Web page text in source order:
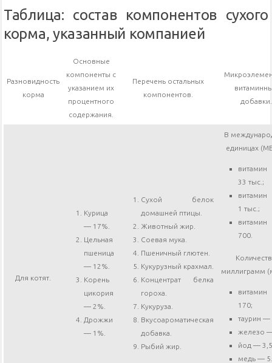
Таблица: состав компонентов сухого
корма, указанный компанией
Разновидность
корма
Основные
компоненты с
указанием их
процентного
содержания.
Перечень остальных
компонентов.
добавки.
Для котят.
Курица
— 17%.
Цельная
пшеница
— 12%.
Корень
цикория
— 2%.
Дрожжи
— 1%.
Сухой белок
домашней птицы.
Животный жир.
Соевая мука.
Пшеничный глютен.
Кукурузный крахмал.
Концентрат белка
гороха.
Кукуруза.
Вкусоароматическая
добавка.
Рыбий жир.
В
единицах
33 тыс.;
1 тыс.;
700.
миллиграмм
170;
таурин —
железо
йод —
медь —